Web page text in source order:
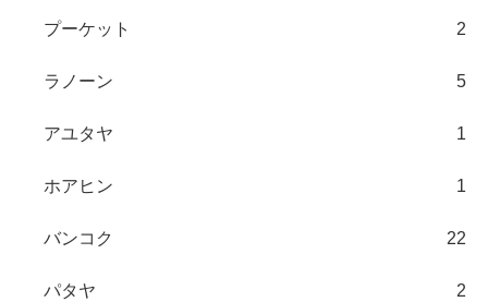
プーケット 2
ラノーン 5
アユタヤ 1
ホアヒン 1
バンコク 22
パタヤ 2